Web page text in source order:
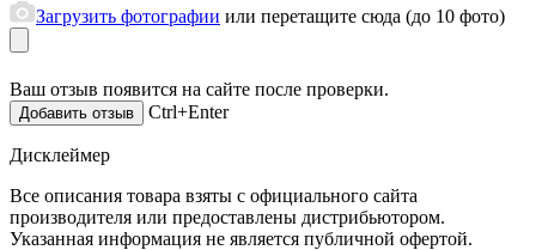
Загрузить фотографии или перетащите сюда (до 10 фото)
Ваш отзыв появится на сайте после проверки.
Ctrl+Enter
Дисклеймер
Все описания товара взяты с официального сайта
производителя или предоставлены дистрибьютором.
Указанная информация не является публичной офертой.